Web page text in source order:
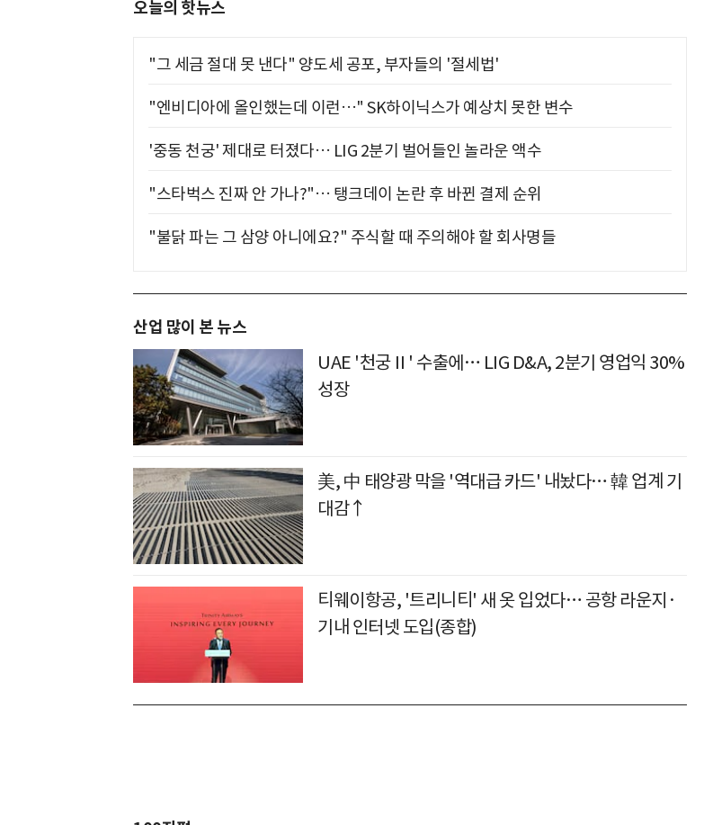
오늘의 핫뉴스
"그 세금 절대 못 낸다" 양도세 공포, 부자들의 '절세법'
"엔비디아에 올인했는데 이런…" SK하이닉스가 예상치 못한 변수
'중동 천궁' 제대로 터졌다… LIG 2분기 벌어들인 놀라운 액수
"스타벅스 진짜 안 가나?"… 탱크데이 논란 후 바뀐 결제 순위
"불닭 파는 그 삼양 아니에요?" 주식할 때 주의해야 할 회사명들
산업 많이 본 뉴스
UAE '천궁Ⅱ' 수출에… LIG D&A, 2분기 영업익 30%
성장
美, 中 태양광 막을 '역대급 카드' 내놨다… 韓 업계 기
대감↑
티웨이항공, '트리니티' 새 옷 입었다… 공항 라운지·
기내 인터넷 도입(종합)